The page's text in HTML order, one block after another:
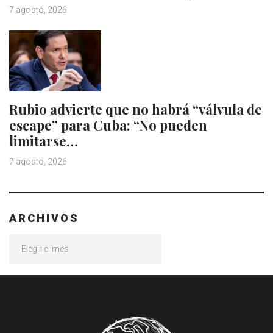
7 agosto, 2026
Rubio advierte que no habrá “válvula de
escape” para Cuba: “No pueden
limitarse…
7 agosto, 2026
ARCHIVOS